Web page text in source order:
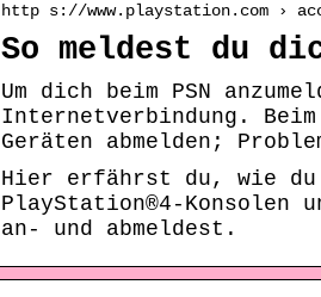
http s://www.playstation.com ›
So meldest du
Um dich beim PSN
Internetverbindung. Beim
Geräten abmelden;
Hier erfährst du, wie du
PlayStation®4-Konsolen
an- und abmeldest.